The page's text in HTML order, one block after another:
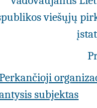
viešųjų
subjektas